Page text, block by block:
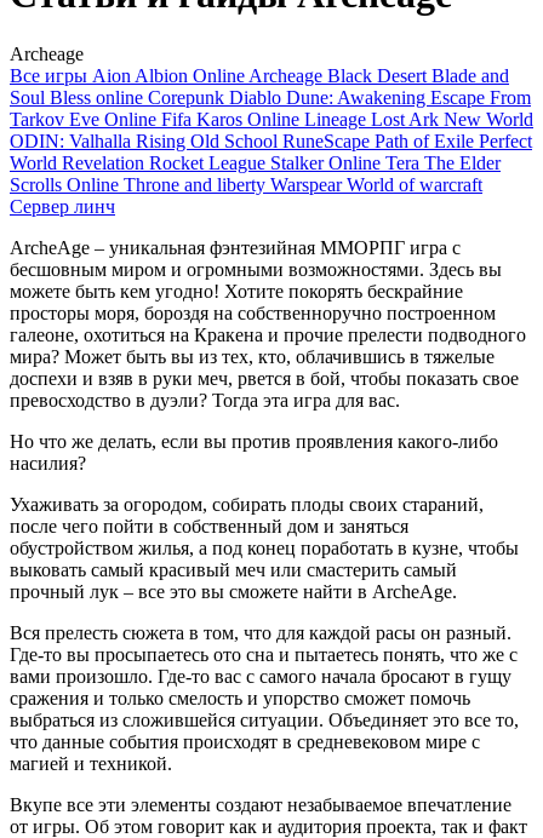
Archeage
Все игры Aion Albion Online Archeage Black Desert Blade and
Soul Bless online Corepunk Diablo Dune: Awakening Escape From
Tarkov Eve Online Fifa Karos Online Lineage Lost Ark New World
ODIN: Valhalla Rising Old School RuneScape Path of Exile Perfect
World Revelation Rocket League Stalker Online Tera The Elder
Scrolls Online Throne and liberty WarspearWorld of warcraft
Сервер линч
ArcheAge – уникальная фэнтезийная ММОРПГ игра с
бесшовным миром и огромными возможностями. Здесь вы
можете быть кем угодно! Хотите покорять бескрайние
просторы моря, бороздя на собственноручно построенном
галеоне, охотиться на Кракена и прочие прелести подводного
мира? Может быть вы из тех, кто, облачившись в тяжелые
доспехи и взяв в руки меч, рвется в бой, чтобы показать свое
превосходство в дуэли? Тогда эта игра для вас.
Но что же делать, если вы против проявления какого-либо
насилия?
Ухаживать за огородом, собирать плоды своих стараний,
после чего пойти в собственный дом и заняться
обустройством жилья, а под конец поработать в кузне, чтобы
выковать самый красивый меч или смастерить самый
прочный лук – все это вы сможете найти в ArcheAge.
Вся прелесть сюжета в том, что для каждой расы он разный.
Где-то вы просыпаетесь ото сна и пытаетесь понять, что же с
вами произошло. Где-то вас с самого начала бросают в гущу
сражения и только смелость и упорство сможет помочь
выбраться из сложившейся ситуации. Объединяет это все то,
что данные события происходят в средневековом мире с
магией и техникой.
Вкупе все эти элементы создают незабываемое впечатление
от игры. Об этом говорит как и аудитория проекта, так и факт